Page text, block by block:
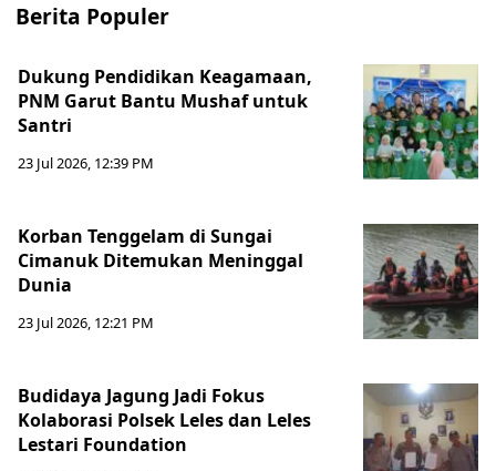
Berita Populer
Dukung Pendidikan Keagamaan,
PNM Garut Bantu Mushaf untuk
Santri
23 Jul 2026, 12:39 PM
Korban Tenggelam di Sungai
Cimanuk Ditemukan Meninggal
Dunia
23 Jul 2026, 12:21 PM
Budidaya Jagung Jadi Fokus
Kolaborasi Polsek Leles dan Leles
Lestari Foundation